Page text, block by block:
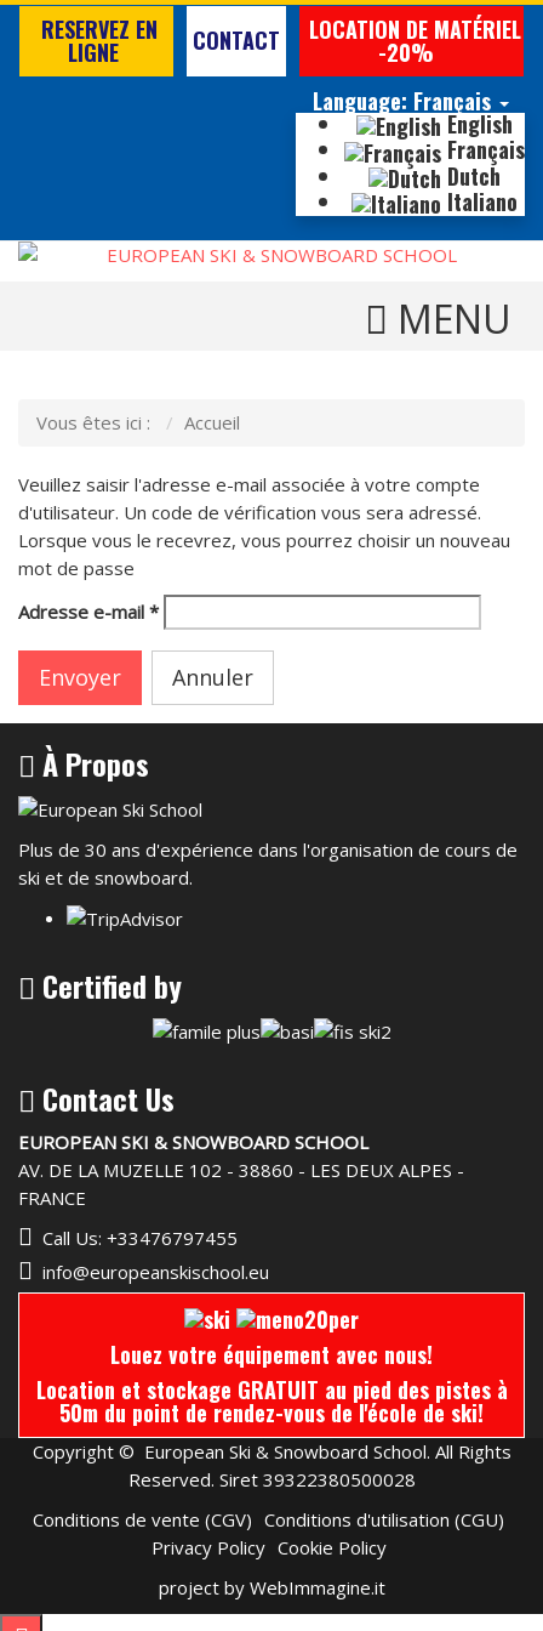
RESERVEZ EN
LIGNE CONTACT LOCATION DE MATÉRIEL
-20%
Language: Français
English
Français
Dutch
Italiano
TOGGLE
Vous êtes ici : Accueil
Veuillez saisir l'adresse e-mail associée à votre compte
d'utilisateur. Un code de vérification vous sera adressé.
Lorsque vous le recevrez, vous pourrez choisir un nouveau
mot de passe
Adresse e-mail *
Envoyer Annuler
À Propos
Plus de 30 ans d'expérience dans l'organisation de cours de
ski et de snowboard.
Certified by
Contact Us
EUROPEAN SKI & SNOWBOARD SCHOOL
AV. DE LA MUZELLE 102 - 38860 - LES DEUX ALPES -
FRANCE
Call Us: +33476797455
info@europeanskischool.eu
Louez votre équipement avec nous!
Location et stockage GRATUIT au pied des pistes à
50m du point de rendez-vous de l'école de ski!
Copyright © European Ski & Snowboard School. All Rights
Reserved. Siret 39322380500028
Conditions de vente (CGV) Conditions d'utilisation (CGU)
Privacy Policy Cookie Policy
project by WebImmagine.it